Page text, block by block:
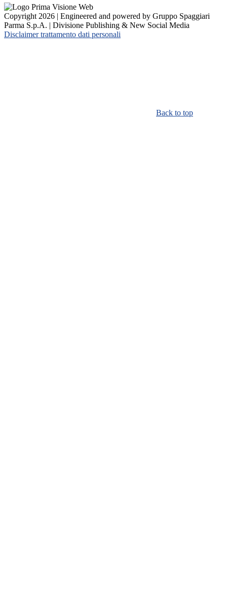
Copyright 2026 | Engineered and powered by Gruppo Spaggiari
Parma S.p.A. | Divisione Publishing & New Social Media
Disclaimer trattamento dati personali
Back to top